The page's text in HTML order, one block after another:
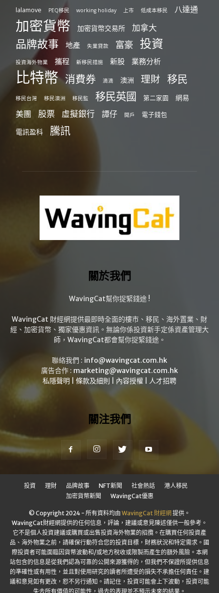
lalamove PEQ移民 working holiday 上市 低成本移民 八達通
加密貨幣 加密貨幣交易所 加拿大
品牌故事 地產 失業貸款 富豪 投資
投資海外物業 攜程 新移民措施 新股 業務分析
比特幣 消費券 滴滴 澳洲 理財 移民
移民台灣 移民澳洲 移民監 移民英國 第二家園 網易
美團 股票 虛擬銀行 譚仔 開戶 電子錢包
電訊盈科 騰訊
關於我們
WavingCat幫你捉緊錢途 !
WavingCat 財經網提供最即時全面的樓市、移民、海外置業、財
經、加密貨幣、獨家優惠資訊。無論你係投資新手定係資產管理大
師，WavingCat都會幫你捉緊錢途。
聯絡我們 : info@wavingcat.com.hk
廣告合作 : marketing@wavingcat.com.hk
私隱聲明
條款及細則 內容授權 人才招聘
關注我們
投資 理財 品牌故事 NFT新聞 社會熱話
港人移民
加密貨幣新聞
WavingCat優惠
© Copyright 2024 - 所有資料均由 WavingCat 財經網提供。
WavingCat財經網提供的任何信息，評論，建議或意見陳述僅供一般參考。
它不是個人投資建議或購買或出售投資海外物業的招攬。在購買任何投資產
品、海外物業之前，請確保行動符合您的投資目標，財務狀況和特定需求。國
際投資者可能面臨因貨幣波動和/或地方稅收或限製而產生的額外風險。本網
站包含的信息是從我們認為可靠的公開來源獲得的，但我們不保證所提供信息
的準確性或有用性，並且對使用研究的讀者所遭受的損失不承擔任何責任。建
議和意見如有更改，恕不另行通知。請記住，投資可能會上下波動，投資可能
失去所有價值的可能性，過去的表現並不預示未來的結果。